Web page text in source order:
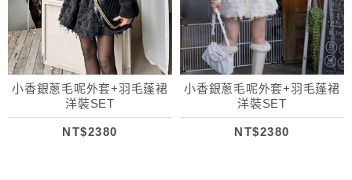
小香銀蔥毛呢外套+羽毛蓬裙
洋裝SET
NT$2380
小香銀蔥毛呢外套+羽毛蓬裙
洋裝SET
NT$2380